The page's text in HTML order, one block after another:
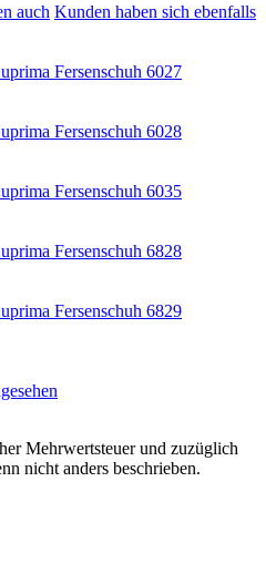
auch Kunden haben sich ebenfalls
Fersenschuh 6027
Fersenschuh 6028
Fersenschuh 6035
Fersenschuh 6828
Fersenschuh 6829
Mehrwertsteuer und zuzüglich
nicht anders beschrieben.